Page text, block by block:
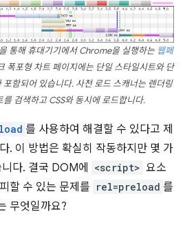
통해 휴대기기에서 Chrome을 실행하는 웹페
폭포형 차트 페이지에는 단일 스타일시트와 단
포함되어 있습니다. 사전 로드 스캐너는 렌더링
검색하고 CSS와 동시에 로드합니다.
를 사용하여 해결할 수 있다고 제
. 이 방법은 확실히 작동하지만 몇 가
다. 결국 DOM에
<script> 요소
할 수 있는 문제를 rel=preload 를
무엇일까요?